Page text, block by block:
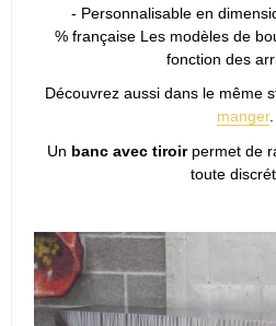
- Personnalisable en
% française Les modèles de
fonction des
Découvrez aussi dans le même
manger.
Un banc avec tiroir permet de
toute